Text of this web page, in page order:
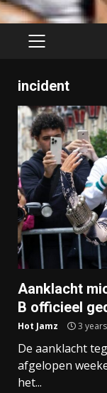
PRIMARY
incident
Aanklacht
B officieel
Hot Jamz 3
De aanklacht
afgelopen
het...